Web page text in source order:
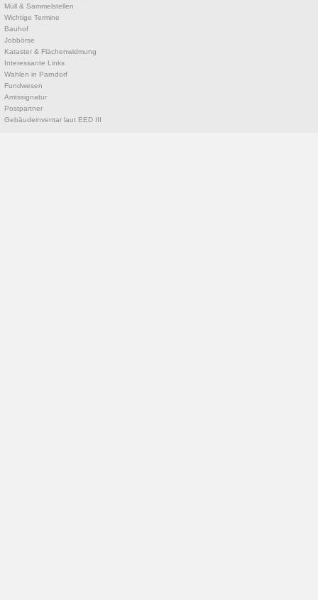
Müll & Sammelstellen
Wichtige Termine
Bauhof
Jobbörse
Kataster & Flächenwidmung
Interessante Links
Wahlen in Parndorf
Fundwesen
Amtssignatur
Postpartner
Gebäudeinventar laut EED III